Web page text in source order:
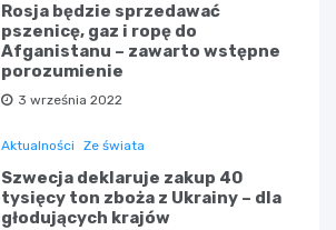
Rosja będzie sprzedawać
pszenicę, gaz i ropę do
Afganistanu – zawarto wstępne
porozumienie
3 września 2022
Aktualności Ze świata
Szwecja deklaruje zakup 40
tysięcy ton zboża z Ukrainy – dla
głodujących krajów